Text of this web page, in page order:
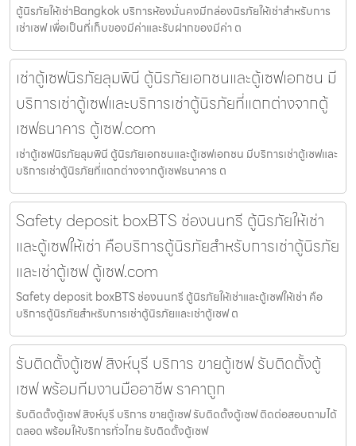
ตู้นิรภัยให้เช่าBangkok บริการห้องมั่นคงมีกล่องนิรภัยให้เช่าสำหรับการ
เช่าเซฟ เพื่อเป็นที่เก็บของมีค่าและรับฝากของมีค่า ต
เช่าตู้เซฟนิรภัยลุมพินี ตู้นิรภัยเอกชนและตู้เซฟเอกชน มี
บริการเช่าตู้เซฟและบริการเช่าตู้นิรภัยที่แตกต่างจากตู้
เซฟธนาคาร ตู้เซฟ.com
เช่าตู้เซฟนิรภัยลุมพินี ตู้นิรภัยเอกชนและตู้เซฟเอกชน มีบริการเช่าตู้เซฟและ
บริการเช่าตู้นิรภัยที่แตกต่างจากตู้เซฟธนาคาร ต
Safety deposit boxBTS ช่องนนทรี ตู้นิรภัยให้เช่า
และตู้เซฟให้เช่า คือบริการตู้นิรภัยสำหรับการเช่าตู้นิรภัย
และเช่าตู้เซฟ ตู้เซฟ.com
Safety deposit boxBTS ช่องนนทรี ตู้นิรภัยให้เช่าและตู้เซฟให้เช่า คือ
บริการตู้นิรภัยสำหรับการเช่าตู้นิรภัยและเช่าตู้เซฟ ต
รับติดตั้งตู้เซฟ สิงห์บุรี บริการ ขายตู้เซฟ รับติดตั้งตู้
เซฟ พร้อมทีมงานมืออาชีพ ราคาถูก
รับติดตั้งตู้เซฟ สิงห์บุรี บริการ ขายตู้เซฟ รับติดตั้งตู้เซฟ ติดต่อสอบถามได้
ตลอด พร้อมให้บริการทั่วไทย รับติดตั้งตู้เซฟ